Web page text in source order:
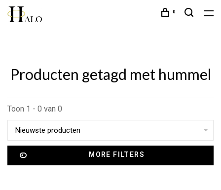
0
Producten getagd met hummel
Toon 1 - 0 van 0
Nieuwste producten
MORE FILTERS